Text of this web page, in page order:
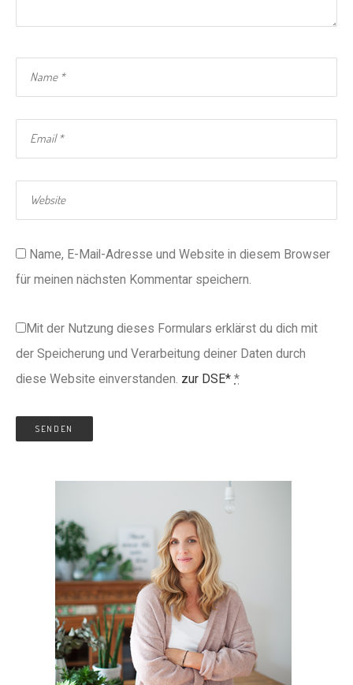
Name, E-Mail-Adresse und Website in diesem Browser
für meinen nächsten Kommentar speichern.
Mit der Nutzung dieses Formulars erklärst du dich mit
der Speicherung und Verarbeitung deiner Daten durch
diese Website einverstanden. zur DSE* *